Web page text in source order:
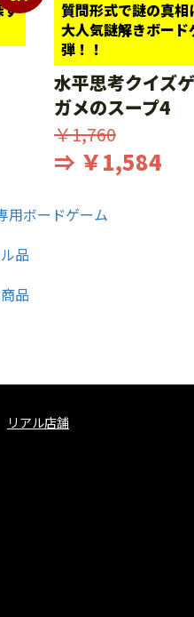
す
質問形式で謎の真相
大人気謎解きボー
弾！！
水平思考クイズ
ガメのスープ4
￥1,760
⇒ ￥1,584
リアル店舗